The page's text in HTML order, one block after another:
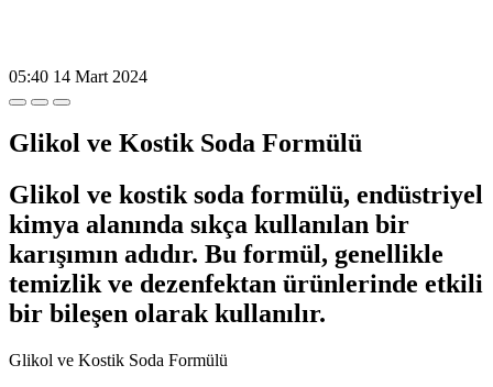
05:40 14 Mart 2024
Glikol ve Kostik Soda Formülü
Glikol ve kostik soda formülü, endüstriyel
kimya alanında sıkça kullanılan bir
karışımın adıdır. Bu formül, genellikle
temizlik ve dezenfektan ürünlerinde etkili
bir bileşen olarak kullanılır.
Glikol ve Kostik Soda Formülü